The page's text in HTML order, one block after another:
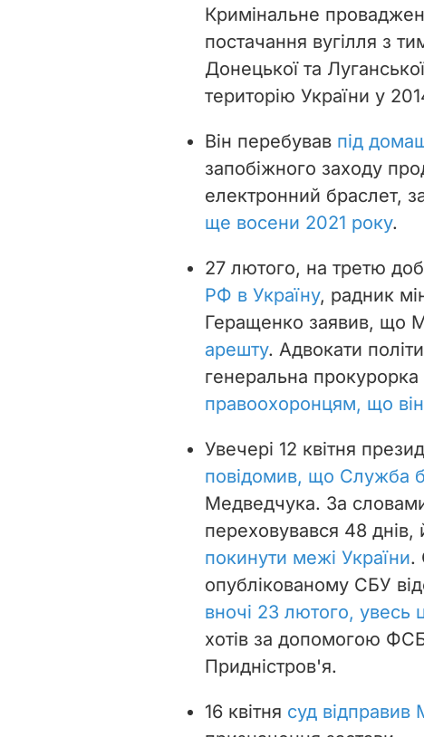
Кримінальне
постачання вугілля з
Донецької та
територію України у
Він перебував під
запобіжного заходу
електронний браслет,
ще восени 2021 року.
27 лютого, на третю
РФ в Україну, радник
Геращенко заявив, що
арешту. Адвокати
генеральна прокурорка
правоохоронцям, що він
Увечері 12 квітня
повідомив, що Служба
Медведчука. За
переховувався 48 днів,
покинути межі України.
опублікованому СБУ
вночі 23 лютого, увесь
хотів за допомогою ФСБ
Придністров'я.
16 квітня суд відправив